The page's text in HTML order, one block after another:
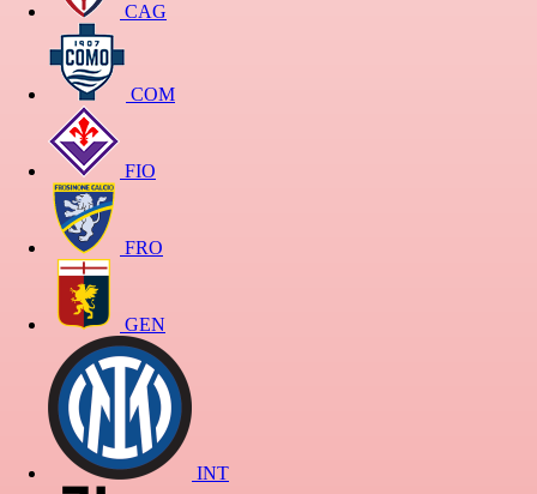
CAG
COM
FIO
FRO
GEN
INT